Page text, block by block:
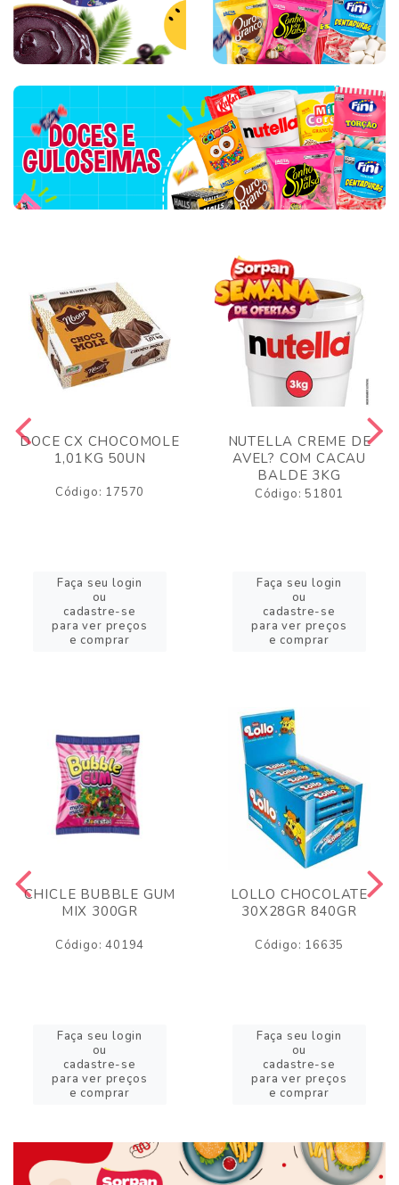
DOCE CX CHOCOMOLE
1,01KG 50UN
Código: 17570
Faça seu login
ou
cadastre-se
para ver preços
e comprar
NUTELLA CREME DE
AVEL? COM CACAU
BALDE 3KG
Código: 51801
Faça seu login
ou
cadastre-se
para ver preços
e comprar
CHICLE BUBBLE GUM
MIX 300GR
Código: 40194
Faça seu login
ou
cadastre-se
para ver preços
e comprar
LOLLO CHOCOLATE
30X28GR 840GR
Código: 16635
Faça seu login
ou
cadastre-se
para ver preços
e comprar